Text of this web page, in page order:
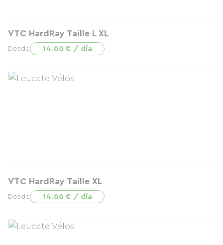
VTC HardRay Taille L XL
Desde 14.00 € / día
VTC HardRay Taille XL
Desde 14.00 € / día